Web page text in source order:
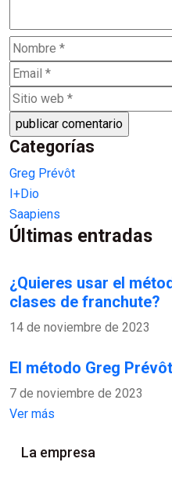
Categorías
Greg Prévôt
I+Dio
Saapiens
Últimas entradas
¿Quieres usar el
clases de franchute?
14 de noviembre de 2023
El método Greg Prévôt
7 de noviembre de 2023
Ver más
La empresa